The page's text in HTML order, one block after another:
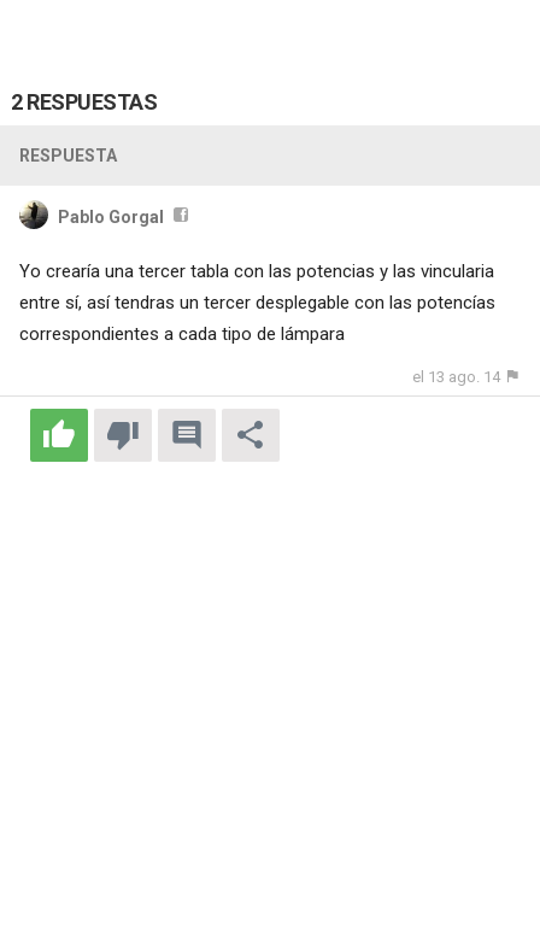
2 RESPUESTAS
RESPUESTA
Pablo Gorgal
Yo crearía una tercer tabla con las potencias y las vincularia
entre sí, así tendras un tercer desplegable con las potencías
correspondientes a cada tipo de lámpara
el 13 ago. 14